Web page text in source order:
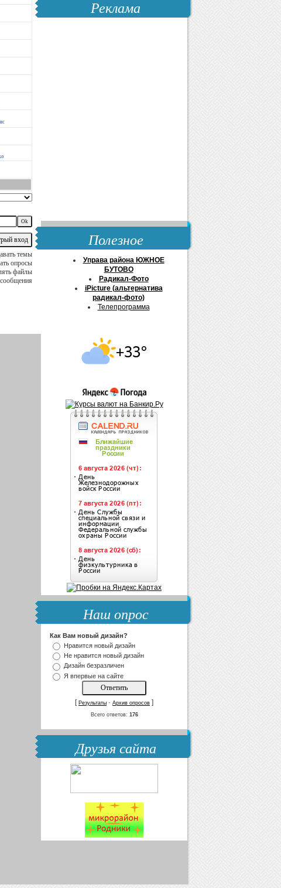
темы
опросы
файлы
Реклама
Полезное
Управа района ЮЖНОЕ
БУТОВО
Радикал-Фото
iPicture (альтернатива
радикал-фото)
Телепрограмма
Наш опрос
Как Вам новый дизайн?
Нравится новый дизайн
Не нравится новый дизайн
Дизайн безразличен
Я впервые на сайте
[ Результаты · Архив опросов ]
Всего ответов: 176
Друзья сайта